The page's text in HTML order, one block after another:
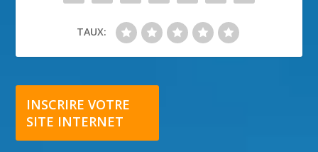
TAUX:
INSCRIRE VOTRE
SITE INTERNET